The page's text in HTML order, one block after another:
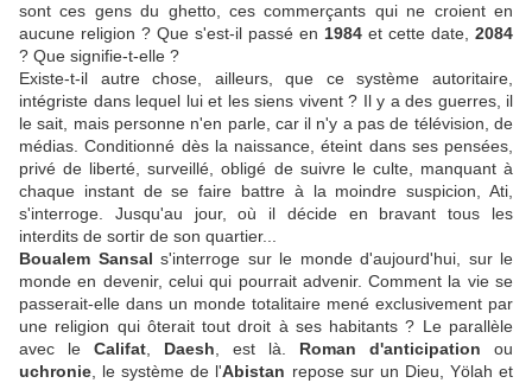
sont ces gens du ghetto, ces commerçants qui ne croient en
aucune religion ? Que s'est-il passé en 1984 et cette date, 2084
? Que signifie-t-elle ?
Existe-t-il autre chose, ailleurs, que ce système autoritaire,
intégriste dans lequel lui et les siens vivent ? Il y a des guerres, il
le sait, mais personne n'en parle, car il n'y a pas de télévision, de
médias. Conditionné dès la naissance, éteint dans ses pensées,
privé de liberté, surveillé, obligé de suivre le culte, manquant à
chaque instant de se faire battre à la moindre suspicion, Ati,
s'interroge. Jusqu'au jour, où il décide en bravant tous les
interdits de sortir de son quartier...
Boualem Sansal s'interroge sur le monde d'aujourd'hui, sur le
monde en devenir, celui qui pourrait advenir. Comment la vie se
passerait-elle dans un monde totalitaire mené exclusivement par
une religion qui ôterait tout droit à ses habitants ? Le parallèle
avec le Califat Daesh , est là. Roman d'anticipation ou
uchronie , le système de l'Abistan repose sur un Dieu, Yölah et